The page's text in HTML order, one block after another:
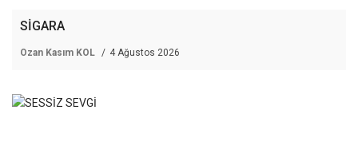
SİGARA
Ozan Kasım KOL 4 Ağustos 2026